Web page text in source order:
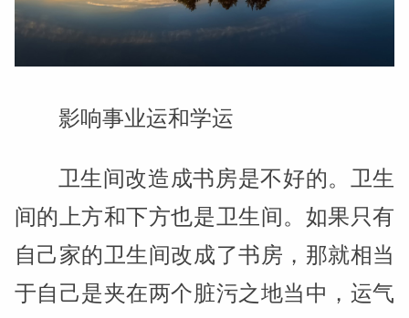
影响事业运和学运
卫生间改造成书房是不好的。卫生
间的上方和下方也是卫生间。如果只有
自己家的卫生间改成了书房，那就相当
于自己是夹在两个脏污之地当中，运气